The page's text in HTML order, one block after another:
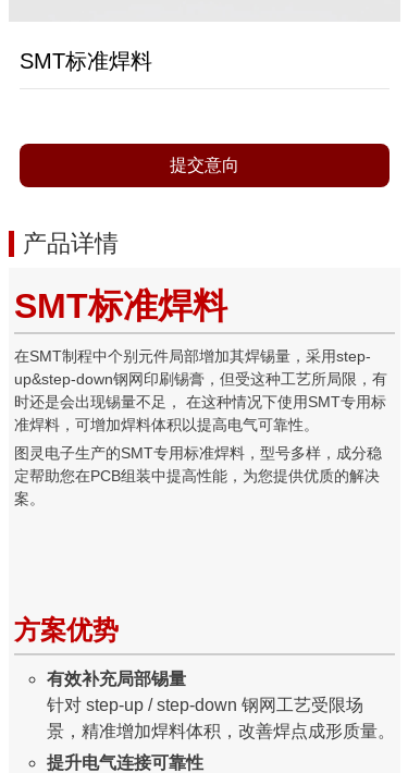
SMT标准焊料
提交意向
产品详情
SMT标准焊料
在SMT制程中个别元件局部增加其焊锡量，采用step-
up&step-down钢网印刷锡膏，但受这种工艺所局限，有
时还是会出现锡量不足， 在这种情况下使用SMT专用标
准焊料，可增加焊料体积以提高电气可靠性。
图灵电子生产的SMT专用标准焊料，型号多样，成分稳
定帮助您在PCB组装中提高性能，为您提供优质的解决
案。
方案优势
有效补充局部锡量
针对 step-up / step-down 钢网工艺受限场
景，精准增加焊料体积，改善焊点成形质量。
提升电气连接可靠性